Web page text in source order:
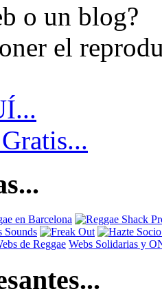
o un blog?
el
de Reggae Webs Solidarias y